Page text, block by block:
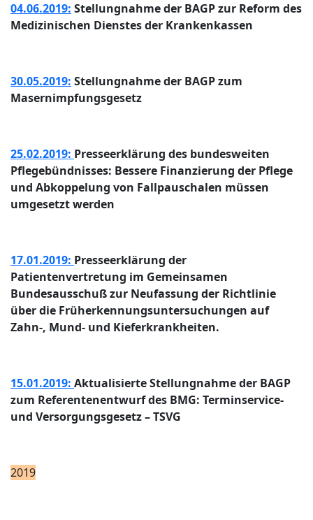
04.06.2019: Stellungnahme der BAGP zur Reform des
Medizinischen Dienstes der Krankenkassen
30.05.2019: Stellungnahme der BAGP zum
Masernimpfungsgesetz
25.02.2019: Presseerklärung des bundesweiten
Pflegebündnisses: Bessere Finanzierung der Pflege
und Abkoppelung von Fallpauschalen müssen
umgesetzt werden
17.01.2019: Presseerklärung der
Patientenvertretung im Gemeinsamen
Bundesausschuß zur Neufassung der Richtlinie
über die Früherkennungsuntersuchungen auf
Zahn-, Mund- und Kieferkrankheiten.
15.01.2019: Aktualisierte Stellungnahme der BAGP
zum Referentenentwurf des BMG: Terminservice-
und Versorgungsgesetz – TSVG
2019